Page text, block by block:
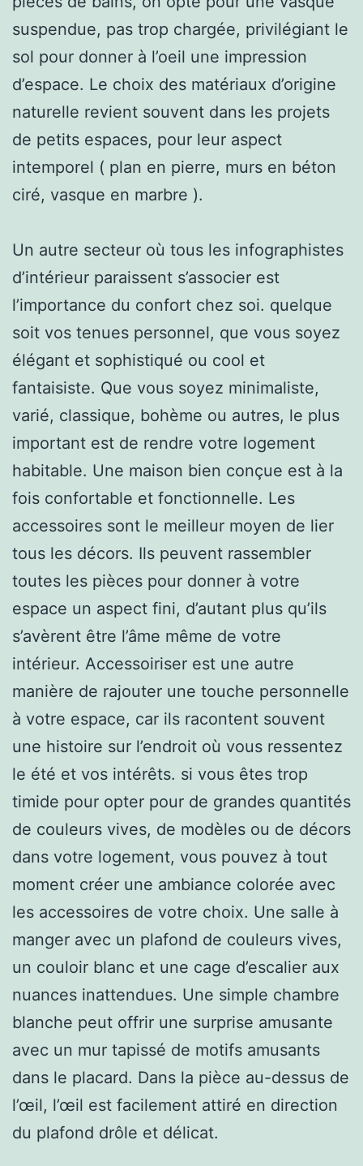
suspendue, pas trop chargée, privilégiant le
sol pour donner à l’oeil une impression
d’espace. Le choix des matériaux d’origine
naturelle revient souvent dans les projets
de petits espaces, pour leur aspect
intemporel ( plan en pierre, murs en béton
ciré, vasque en marbre ).
Un autre secteur où tous les infographistes
d’intérieur paraissent s’associer est
l’importance du confort chez soi. quelque
soit vos tenues personnel, que vous soyez
élégant et sophistiqué ou cool et
fantaisiste. Que vous soyez minimaliste,
varié, classique, bohème ou autres, le plus
important est de rendre votre logement
habitable. Une maison bien conçue est à la
fois confortable et fonctionnelle. Les
accessoires sont le meilleur moyen de lier
tous les décors. Ils peuvent rassembler
toutes les pièces pour donner à votre
espace un aspect fini, d’autant plus qu’ils
s’avèrent être l’âme même de votre
intérieur. Accessoiriser est une autre
manière de rajouter une touche personnelle
à votre espace, car ils racontent souvent
une histoire sur l’endroit où vous ressentez
le été et vos intérêts. si vous êtes trop
timide pour opter pour de grandes quantités
de couleurs vives, de modèles ou de décors
dans votre logement, vous pouvez à tout
moment créer une ambiance colorée avec
les accessoires de votre choix. Une salle à
manger avec un plafond de couleurs vives,
un couloir blanc et une cage d’escalier aux
nuances inattendues. Une simple chambre
blanche peut offrir une surprise amusante
avec un mur tapissé de motifs amusants
dans le placard. Dans la pièce au-dessus de
l’œil, l’œil est facilement attiré en direction
du plafond drôle et délicat.